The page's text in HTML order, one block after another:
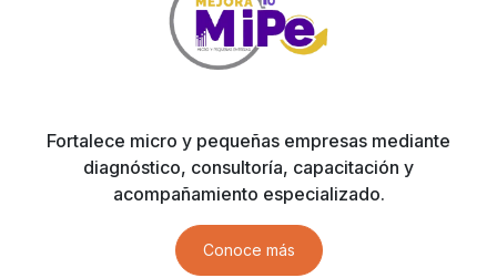
Fortalece micro y pequeñas empresas mediante
diagnóstico, consultoría, capacitación y
acompañamiento especializado.
Conoce más